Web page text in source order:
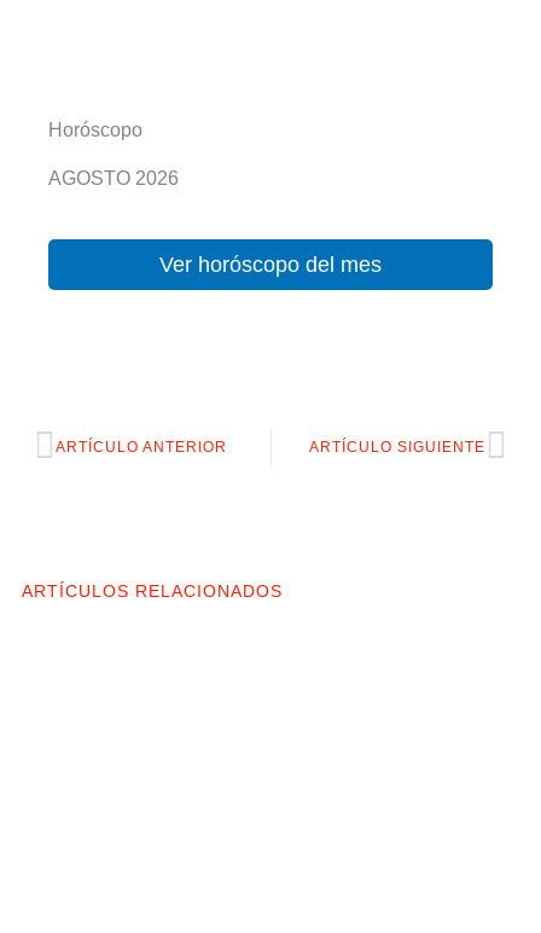
Horóscopo
AGOSTO 2026
Ver horóscopo del mes
Prev
ARTÍCULO ANTERIOR ARTÍCULO SIGUIENTE
ARTÍCULOS RELACIONADOS